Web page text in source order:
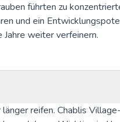
führten zu
und ein
weiter verfeinern.
reifen. Chablis